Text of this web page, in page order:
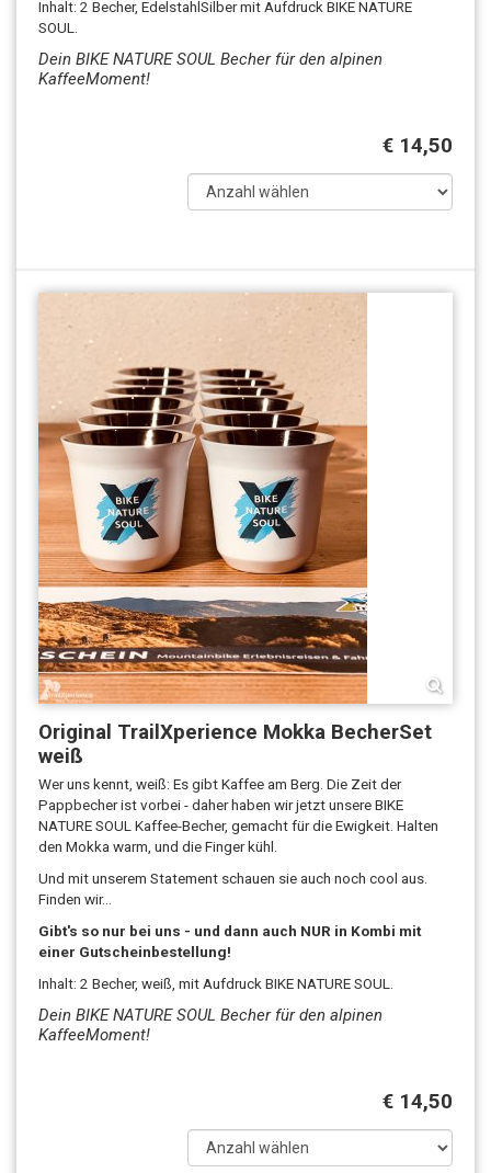
Inhalt: 2 Becher, EdelstahlSilber mit Aufdruck BIKE NATURE
SOUL.
Dein BIKE NATURE SOUL Becher für den alpinen
KaffeeMoment!
€ 14,50
Original TrailXperience Mokka BecherSet
weiß
Wer uns kennt, weiß: Es gibt Kaffee am Berg. Die Zeit der
Pappbecher ist vorbei - daher haben wir jetzt unsere BIKE
NATURE SOUL Kaffee-Becher, gemacht für die Ewigkeit. Halten
den Mokka warm, und die Finger kühl.
Und mit unserem Statement schauen sie auch noch cool aus.
Finden wir...
Gibt's so nur bei uns - und dann auch NUR in Kombi mit
einer Gutscheinbestellung!
Inhalt: 2 Becher, weiß, mit Aufdruck BIKE NATURE SOUL.
Dein BIKE NATURE SOUL Becher für den alpinen
KaffeeMoment!
€ 14,50